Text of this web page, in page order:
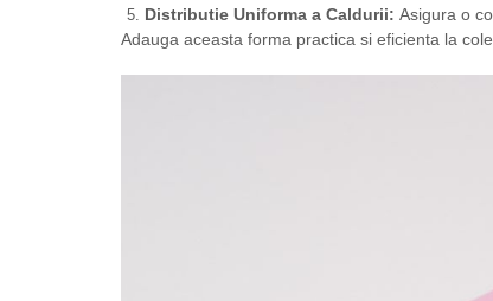
Distributie Uniforma a Caldurii: Asigura o
Adauga aceasta forma practica si eficienta la